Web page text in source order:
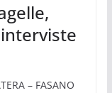
– FASANO